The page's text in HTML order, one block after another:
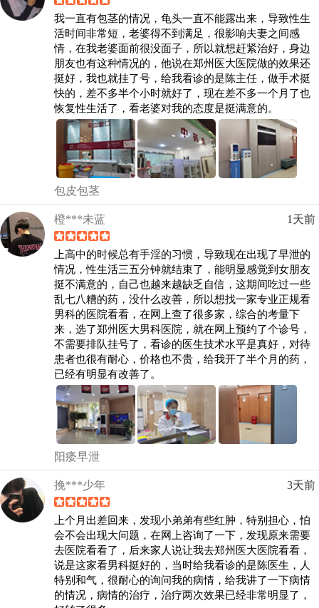
我一直有包茎的情况，龟头一直不能露出来，导致性生
活时间非常短，老婆得不到满足，很影响夫妻之间感
情，在我老婆面前很没面子，所以就想赶紧治好，身边
朋友也有这种情况的，他说在郑州医大医院做的效果还
挺好，我也就挂了号，给我看诊的是陈主任，做手术挺
快的，差不多半个小时就好了，现在差不多一个月了也
恢复性生活了，看老婆对我的态度是挺满意的。
包皮包茎
橙***未蓝 1天前
上高中的时候总有手淫的习惯，导致现在出现了早泄的
情况，性生活三五分钟就结束了，能明显感觉到女朋友
挺不满意的，自己也越来越缺乏自信，这期间吃过一些
乱七八糟的药，没什么改善，所以想找一家专业正规看
男科的医院看看，在网上查了很多家，综合的考量下
来，选了郑州医大男科医院，就在网上预约了个诊号，
不需要排队挂号了，看诊的医生技术水平是真好，对待
患者也很有耐心，价格也不贵，给我开了半个月的药，
已经有明显有改善了。
阳痿早泄
挽***少年 3天前
上个月出差回来，发现小弟弟有些红肿，特别担心，怕
会不会出现大问题，在网上咨询了一下，发现原来需要
去医院看看了，后来家人说让我去郑州医大医院看看，
说是这家看男科挺好的，当时给我看诊的是陈医生，人
特别和气，很耐心的询问我的病情，给我讲了一下病情
的情况，病情的治疗，治疗两次效果已经非常明显了，